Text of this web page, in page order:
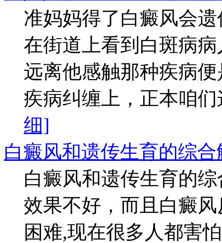
准妈妈得了白癜风会
在街道上看到白斑病
远离他感触那种疾病
疾病纠缠上，正本咱
细]
白癜风和遗传生育的综合
白癜风和遗传生育的
效果不好，而且白癜
困难,现在很多人都害